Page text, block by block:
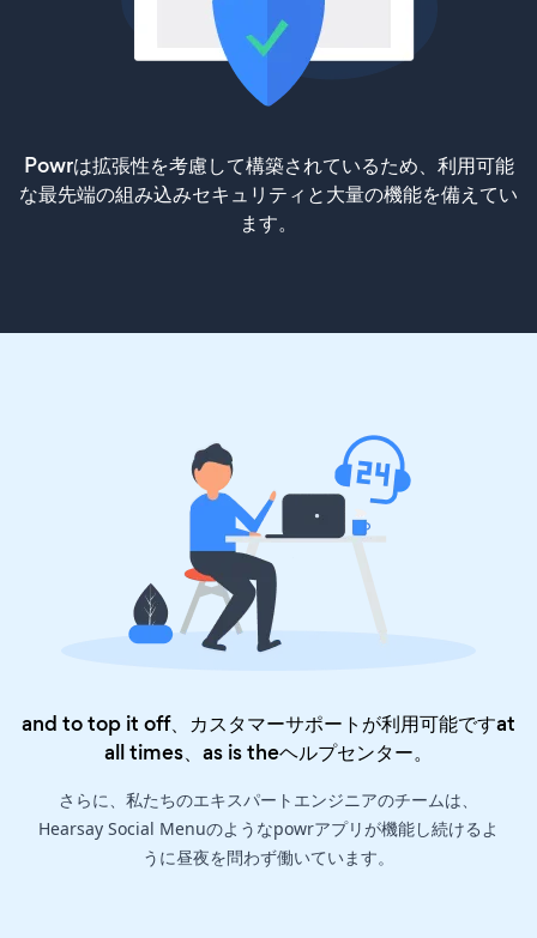
Powrは拡張性を考慮して構築されているため、利用可能
な最先端の組み込みセキュリティと大量の機能を備えてい
ます。
and to top it off、カスタマーサポートが利用可能ですat
all times、as is theヘルプセンター。
さらに、私たちのエキスパートエンジニアのチームは、
Hearsay Social Menuのようなpowrアプリが機能し続けるよ
うに昼夜を問わず働いています。